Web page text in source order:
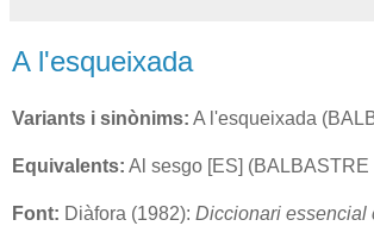
A l'esqueixada
Variants i sinònims: A l'esqueixada
Equivalents: Al sesgo [ES] (BALBASTRE
Font: Diàfora (1982): Diccionari essencial